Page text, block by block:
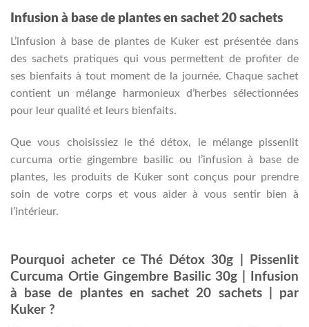
Infusion à base de plantes en sachet 20 sachets
L’infusion à base de plantes de Kuker est présentée dans
des sachets pratiques qui vous permettent de profiter de
ses bienfaits à tout moment de la journée. Chaque sachet
contient un mélange harmonieux d’herbes sélectionnées
pour leur qualité et leurs bienfaits.
Que vous choisissiez le thé détox, le mélange pissenlit
curcuma ortie gingembre basilic ou l’infusion à base de
plantes, les produits de Kuker sont conçus pour prendre
soin de votre corps et vous aider à vous sentir bien à
l’intérieur.
Pourquoi acheter ce Thé Détox 30g | Pissenlit
Curcuma Ortie Gingembre Basilic 30g | Infusion
à base de plantes en sachet 20 sachets | par
Kuker ?